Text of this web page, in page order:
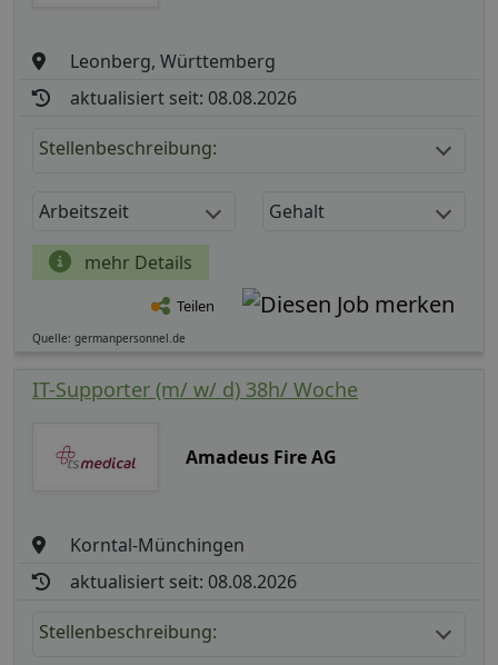
Leonberg, Württemberg
aktualisiert seit: 08.08.2026
Stellenbeschreibung:
Arbeitszeit Gehalt
mehr Details
Teilen
Quelle: germanpersonnel.de
IT-Supporter (m/ w/ d) 38h/ Woche
Amadeus Fire AG
Korntal-Münchingen
aktualisiert seit: 08.08.2026
Stellenbeschreibung: